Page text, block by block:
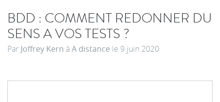
BDD : COMMENT REDONNER DU
SENS A VOS TESTS ?
Par Joffrey Kern à A distance le 9 juin 2020